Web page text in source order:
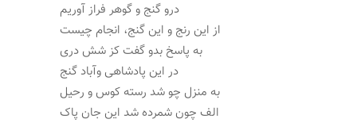
درو گنج و گوهر فراز آوریم
از این رنج و این گنج، انجام چیست
به پاسخ بدو گفت کز شش دری
در این پادشاهی وآباد گنج
به منزل چو شد رسته کوس و رحیل
الف چون شمرده شد این جان پاک